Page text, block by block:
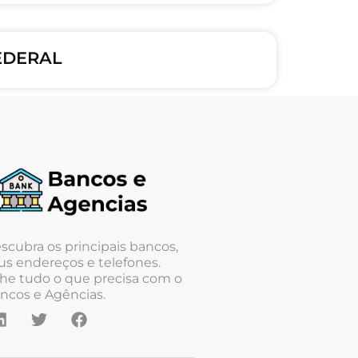
os principais bancos,
endereços e telefones.
tudo o que precisa com o
e Agências.